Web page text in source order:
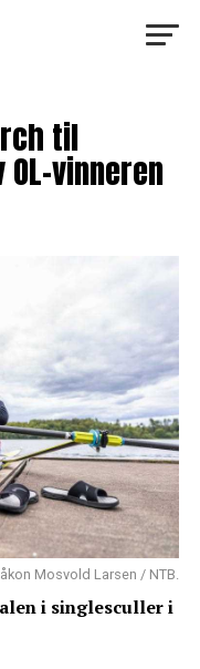
til
vinneren
Mosvold Larsen / NTB.
i singlesculler i